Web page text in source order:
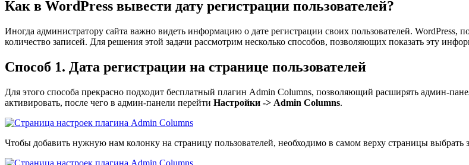
Как в WordPress вывести дату регистрации пользователей?
Иногда администратору сайта важно видеть информацию о дате регистрации своих пользователей. WordPress,
количество записей. Для решения этой задачи рассмотрим несколько способов, позволяющих показать эту
Способ 1. Дата регистрации на странице пользователей
Для этого способа прекрасно подходит бесплатный плагин Admin Columns, позволяющий расширять админ-
активировать, после чего в админ-панели перейти Настройки -> Admin Columns.
Чтобы добавить нужную нам колонку на страницу пользователей, необходимо в самом верху страницы выбрать